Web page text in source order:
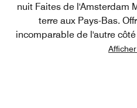
nuit Faites de l'Amsterdam
terre aux Pays-Bas.
incomparable de l'autre